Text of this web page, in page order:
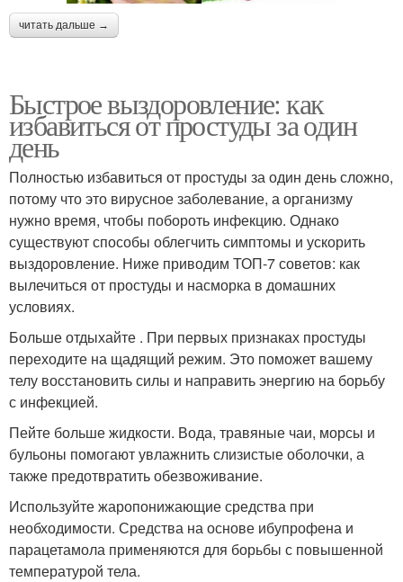
читать дальше →
Быстрое выздоровление: как
избавиться от простуды за один
день
Полностью избавиться от простуды за один день сложно,
потому что это вирусное заболевание, а организму
нужно время, чтобы побороть инфекцию. Однако
существуют способы облегчить симптомы и ускорить
выздоровление. Ниже приводим ТОП-7 советов: как
вылечиться от простуды и насморка в домашних
условиях.
Больше отдыхайте . При первых признаках простуды
переходите на щадящий режим. Это поможет вашему
телу восстановить силы и направить энергию на борьбу
с инфекцией.
Пейте больше жидкости. Вода, травяные чаи, морсы и
бульоны помогают увлажнить слизистые оболочки, а
также предотвратить обезвоживание.
Используйте жаропонижающие средства при
необходимости. Средства на основе ибупрофена и
парацетамола применяются для борьбы с повышенной
температурой тела.